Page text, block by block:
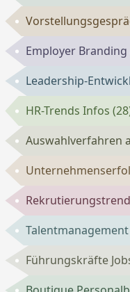
Employer
Leadership-
HR-Trends Infos
Auswahlverfahren
Führungskräfte